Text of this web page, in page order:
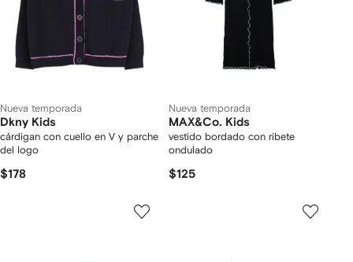
Nueva temporada
Dkny Kids
cárdigan con cuello en V y parche
del logo
$178
Nueva temporada
MAX&Co. Kids
vestido bordado con ribete
ondulado
$125